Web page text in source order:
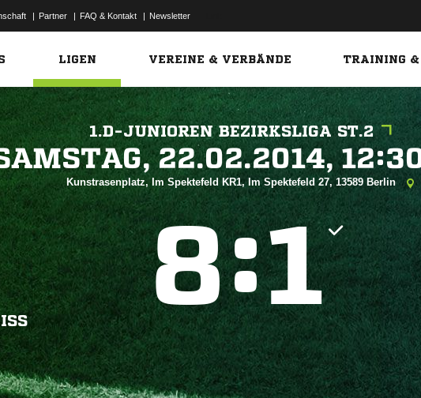
| Partner | FAQ & Kontakt | Newsletter
LIGEN VEREINE & VERBÄNDE TRAINING &
1.D-JUNIOREN BEZIRKSLIGA ST.2

Kunstrasenplatz, Im Spektefeld KR1, Im Spektefeld 27, 13589 Berlin
S
: